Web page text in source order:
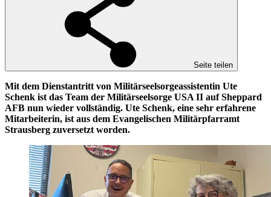
Seite teilen
Mit dem Dienstantritt von Militärseelsorgeassistentin Ute
Schenk ist das Team der Militärseelsorge USA II auf Sheppard
AFB nun wieder vollständig. Ute Schenk, eine sehr erfahrene
Mitarbeiterin, ist aus dem Evangelischen Militärpfarramt
Strausberg zuversetzt worden.